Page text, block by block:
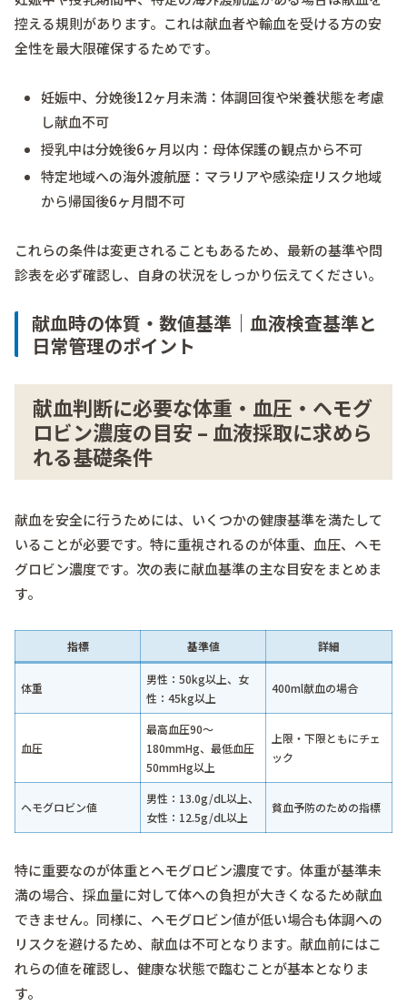
控える規則があります。これは献血者や輸血を受ける方の安
全性を最大限確保するためです。
妊娠中、分娩後12ヶ月未満：体調回復や栄養状態を考慮
し献血不可
授乳中は分娩後6ヶ月以内：母体保護の観点から不可
特定地域への海外渡航歴：マラリアや感染症リスク地域
から帰国後6ヶ月間不可
これらの条件は変更されることもあるため、最新の基準や問
診表を必ず確認し、自身の状況をしっかり伝えてください。
献血時の体質・数値基準｜血液検査基準と
日常管理のポイント
献血判断に必要な体重・血圧・ヘモグ
ロビン濃度の目安 – 血液採取に求めら
れる基礎条件
献血を安全に行うためには、いくつかの健康基準を満たして
いることが必要です。特に重視されるのが体重、血圧、ヘモ
グロビン濃度です。次の表に献血基準の主な目安をまとめま
す。
指標 基準値 詳細
体重
男性：50kg以上、女
性：45kg以上
400ml献血の場合
血圧
最高血圧90～
180mmHg、最低血圧
50mmHg以上
上限・下限ともにチェ
ック
ヘモグロビン値
男性：13.0g/dL以上、
女性：12.5g/dL以上
貧血予防のための指標
特に重要なのが体重とヘモグロビン濃度です。体重が基準未
満の場合、採血量に対して体への負担が大きくなるため献血
できません。同様に、ヘモグロビン値が低い場合も体調への
リスクを避けるため、献血は不可となります。献血前にはこ
れらの値を確認し、健康な状態で臨むことが基本となりま
す。